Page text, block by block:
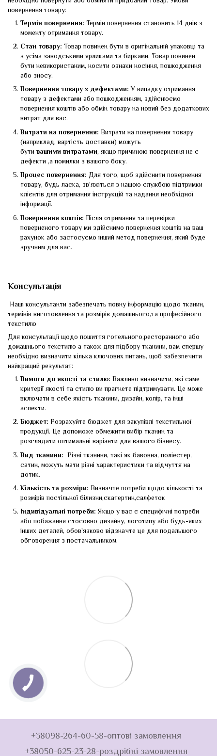
повернення товару:
Термін повернення: Термін повернення становить 14 днів з
моменту отримання товару.
Стан товару: Товар повинен бути в оригінальній упаковці та
з усіма заводськими ярликами та бирками. Товар повинен
бути невикористаним, носити ознаки носіння, пошкодження
або зносу.
Повернення товару з дефектами:У випадку отримання
товару з дефектами або пошкодженням, здійснюємо
повернення коштів або обмін товару на новий без додаткових
витрат для вас.
Витрати на повернення: Витрати на повернення товару
(наприклад, вартість доставки) можуть
бути вашими витратами, якщо причиною повернення не є
дефекти ,а помилки з вашого боку.
Процес повернення: Для того, щоб здійснити повернення
товару, будь ласка, зв'яжіться з нашою службою підтримки
клієнтів для отримання інструкцій та надання необхідної
інформації.
Повернення коштів: Після отримання та перевірки
поверненого товару ми здійснимо повернення коштів на ваш
рахунок або застосуємо інший метод повернення, який буде
зручним для вас.
Консультація
Наші консультанти забезпечать повну інформацію щодо тканин,
термінів виготовлення та розмірів домашнього,та професійного
текстилю
Для консультації щодо пошиття готельного,ресторанного або
домашнього текстилю а також для підбору тканини, вам спершу
необхідно визначити кілька ключових питань, щоб забезпечити
найкращий результат:
Вимоги до якості та стилю: Важливо визначити, які саме
критерії якості та стилю ви прагнете підтримувати. Це може
включати в себе якість тканини, дизайн, колір, та інші
аспекти.
Бюджет: Розрахуйте бюджет для закупівлі текстильної
продукції. Це допоможе обмежити вибір тканин та
розглядати оптимальні варіанти для вашого бізнесу.
Вид тканини: Різні тканини, такі як бавовна, поліестер,
сатин, можуть мати різні характеристики та відчуття на
дотик.
Кількість та розміри: Визначте потреби щодо кількості та
розмірів постільної білизни,скатертин,салфеток
Індивідуальні потреби: Якщо у вас є специфічні потреби
або побажання стосовно дизайну, логотипу або будь-яких
інших деталей, обов'язково відзначте це для подальшого
обговорення з постачальником.
+38098-264-60-58-оптові замовлення
+38050-625-23-28-роздрібні замовлення